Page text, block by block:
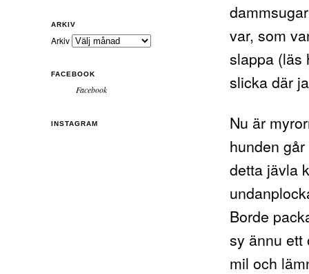
var, som
slappa (läs
slicka där
Nu är
hunden
detta jävla
Borde
sy ännu ett
mil och
ARKIV
Arkiv
FACEBOOK
Facebook
INSTAGRAM